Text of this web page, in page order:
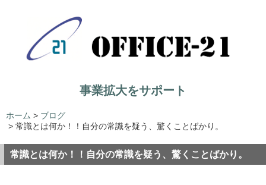
事業拡大をサポート
ホーム > ブログ
> 常識とは何か！！自分の常識を疑う、驚くことばかり。
常識とは何か！！自分の常識を疑う、驚くことばかり。